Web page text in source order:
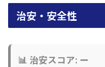
治安・安全性
📊 治安スコア: ー